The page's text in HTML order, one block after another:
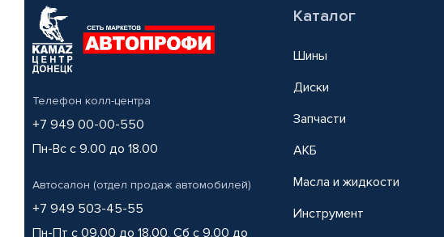
Телефон колл-центра
+7 949 00-00-550
Пн-Вс с 9.00 до 18.00
Автосалон (отдел продаж автомобилей)
+7 949 503-45-55
Пн-Пт с 09.00 до 18.00, Сб с 9.00 до
Каталог
Шины
Диски
Запчасти
АКБ
Масла и жидкости
Инструмент